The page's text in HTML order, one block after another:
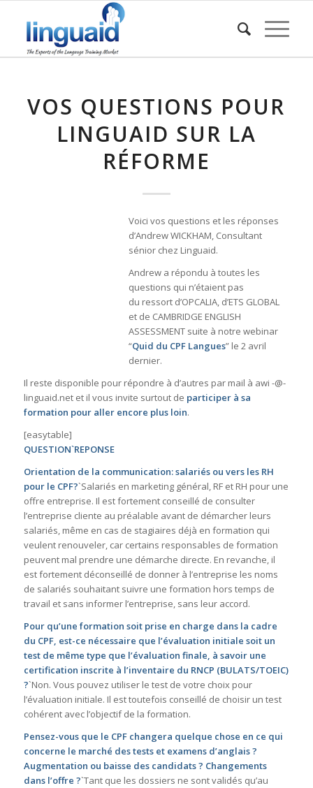
VOS QUESTIONS POUR
LINGUAID SUR LA
RÉFORME
Voici vos questions et les réponses
d’Andrew WICKHAM, Consultant
sénior chez Linguaid.
Andrew a répondu à toutes les
questions qui n’étaient pas
du ressort d’OPCALIA, d’ETS GLOBAL
et de CAMBRIDGE ENGLISH
ASSESSMENT suite à notre webinar
“Quid du CPF Langues” le 2 avril
dernier.
Il reste disponible pour répondre à d’autres par mail à awi -@-
linguaid.net et il vous invite surtout de participer à sa
formation pour aller encore plus loin.
[easytable]
QUESTION`REPONSE
Orientation de la communication: salariés ou vers les RH
pour le CPF?`Salariés en marketing général, RF et RH pour une
offre entreprise. Il est fortement conseillé de consulter
l’entreprise cliente au préalable avant de démarcher leurs
salariés, même en cas de stagiaires déjà en formation qui
veulent renouveler, car certains responsables de formation
peuvent mal prendre une démarche directe. En revanche, il
est fortement déconseillé de donner à l’entreprise les noms
de salariés souhaitant suivre une formation hors temps de
travail et sans informer l’entreprise, sans leur accord.
Pour qu’une formation soit prise en charge dans la cadre
du CPF, est-ce nécessaire que l’évaluation initiale soit un
test de même type que l’évaluation finale, à savoir une
certification inscrite à l’inventaire du RNCP (BULATS/TOEIC)
?`Non. Vous pouvez utiliser le test de votre choix pour
l’évaluation initiale. Il est toutefois conseillé de choisir un test
cohérent avec l’objectif de la formation.
Pensez-vous que le CPF changera quelque chose en ce qui
concerne le marché des tests et examens d’anglais ?
Augmentation ou baisse des candidats ? Changements
dans l’offre ?`Tant que les dossiers ne sont validés qu’au